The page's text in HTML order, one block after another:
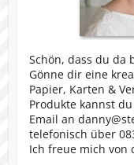
Schön, dass du da
Gönne dir eine
Papier, Karten &
Produkte kannst
Email an
telefonisch über
Ich freue mich von